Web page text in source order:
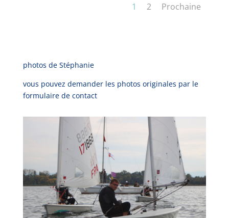
1 2 Prochaine
photos de Stéphanie
vous pouvez demander les photos originales par le
formulaire de contact